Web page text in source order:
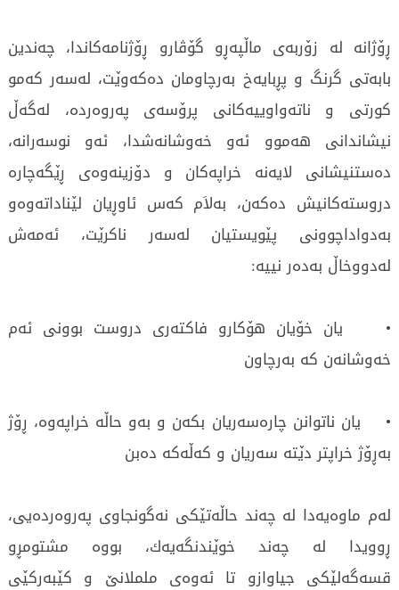
ڕۆژانه‌ له‌ زۆربه‌ی‌ ماڵپه‌ڕو گۆڤارو ڕۆژنامه‌كاندا، چه‌ندین
بابه‌تی‌ گرنگ و پڕبایه‌خ به‌رچاومان ده‌كه‌وێت، له‌سه‌ر كه‌مو
كورتی‌ و ناته‌واوییه‌كانی‌ پرۆسه‌ی‌ په‌روه‌رده‌، له‌گه‌ڵ
نیشاندانی‌ هه‌موو ئه‌و خه‌وشانه‌شدا، ئه‌و نوسه‌رانه‌،
ده‌ستنیشانی‌ لایه‌نه‌ خراپه‌كان و دۆزینه‌وه‌ی‌ ڕێگه‌چاره‌
دروسته‌كانیش ده‌كه‌ن، به‌لاَم كه‌س ئاوڕیان لێناداته‌وه‌و
به‌دواداچوونی‌ پێویستیان له‌سه‌ر ناكرێت، ئه‌مه‌ش
له‌دووخاڵ به‌ده‌ر نییه‌:
• یان خۆیان هۆكارو فاكته‌ری‌ دروست بوونی‌ ئه‌م
خه‌وشانه‌ن كه‌ به‌رچاون
• یان ناتوانن چاره‌سه‌ریان بكه‌ن و به‌و حاڵه‌ خراپه‌وه‌، ڕۆژ
به‌ڕۆژ خراپتر دێته‌ سه‌ریان و كه‌ڵه‌كه‌ ده‌بن
له‌م ماوه‌یه‌دا له‌ چه‌ند حاڵه‌تێكی‌ نه‌گونجاوی‌ په‌روه‌رده‌یی،
ڕوویدا له‌ چه‌ند خوێندنگه‌یه‌ك، بووه‌ مشتومڕو
قسه‌گه‌لێكی‌ جیاوازو تا ئه‌وه‌ی‌ ململانێ‌ و كێبه‌ركێی‌